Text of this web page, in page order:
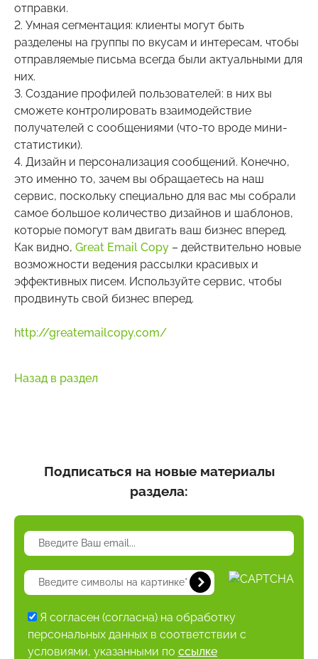
отправки.
2. Умная сегментация: клиенты могут быть
разделены на группы по вкусам и интересам, чтобы
отправляемые письма всегда были актуальными для
них.
3. Создание профилей пользователей: в них вы
сможете контролировать взаимодействие
получателей с сообщениями (что-то вроде мини-
статистики).
4. Дизайн и персонализация сообщений. Конечно,
это именно то, зачем вы обращаетесь на наш
сервис, поскольку специально для вас мы собрали
самое большое количество дизайнов и шаблонов,
которые помогут вам двигать ваш бизнес вперед.
Как видно, Great Email Copy – действительно новые
возможности ведения рассылки красивых и
эффективных писем. Используйте сервис, чтобы
продвинуть свой бизнес вперед.
http://greatemailcopy.com/
Назад в раздел
Подписаться на новые материалы
раздела:
Я согласен (согласна) на обработку
персональных данных в соответствии с
условиями, указанными по ссылке